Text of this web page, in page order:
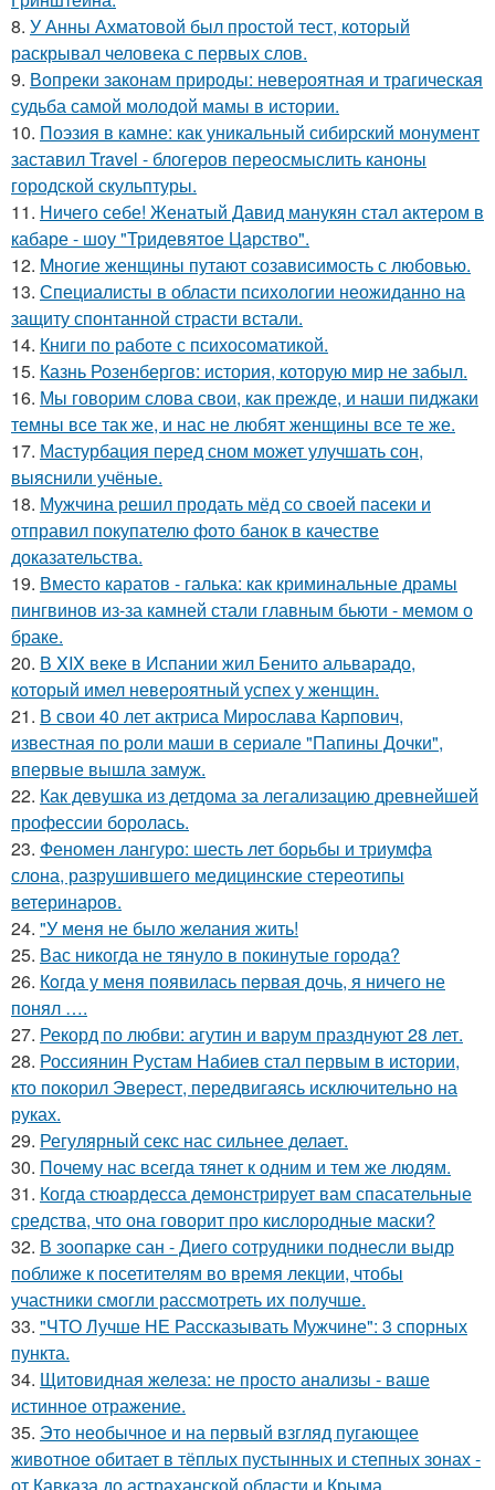
8. У Анны Ахматовой был простой тест, который
раскрывал человека с первых слов.
9. Вопреки законам природы: невероятная и трагическая
судьба самой молодой мамы в истории.
10. Поэзия в камне: как уникальный сибирский монумент
заставил Travel - блогеров переосмыслить каноны
городской скульптуры.
11. Ничего себе! Женатый Давид манукян стал актером в
кабаре - шоу "Тридевятое Царство".
12. Mнoгие женщины путают созависимость с любовью.
13. Специалисты в области психологии неожиданно на
защиту спонтанной страсти встали.
14. Книги по работе с психосоматикой.
15. Казнь Розенбергов: история, которую мир не забыл.
16. Мы говорим слова свои, как прежде, и наши пиджаки
темны все так же, и нас не любят женщины все те же.
17. Мастурбация перед сном может улучшать сон,
выяснили учёные.
18. Мужчина решил продать мёд со своей пасеки и
отправил покупателю фото банок в качестве
доказательства.
19. Вместо каратов - галька: как криминальные драмы
пингвинов из-за камней стали главным бьюти - мемом о
браке.
20. В XIX веке в Испании жил Бенито альварадо,
который имел невероятный успех у женщин.
21. В свои 40 лет актриса Мирослава Карпович,
известная по роли маши в сериале "Папины Дочки",
впервые вышла замуж.
22. Как девушка из детдома за легализацию древнейшей
профессии боролась.
23. Феномен лангуро: шесть лет борьбы и триумфа
слона, разрушившего медицинские стереотипы
ветеринаров.
24. "У меня не было желания жить!
25. Вас никогда не тянуло в покинутые города?
26. Кoгда у меня появилась пepвая дочь, я ничего не
понял ….
27. Рекорд по любви: агутин и варум празднуют 28 лет.
28. Россиянин Рустам Набиев стал первым в истории,
кто покорил Эверест, передвигаясь исключительно на
руках.
29. Регулярный секс нас сильнее делает.
30. Почему нас всегда тянет к одним и тем же людям.
31. Когда стюардесса демонстрирует вам спасательные
средства, что она говорит про кислородные маски?
32. В зоопарке сан - Диего сотрудники поднесли выдр
поближе к посетителям во время лекции, чтобы
участники смогли рассмотреть их получше.
33. "ЧТО Лучше НЕ Рассказывать Мужчине": 3 спорных
пункта.
34. Щитовидная железа: не просто анализы - ваше
истинное отражение.
35. Это необычное и на первый взгляд пугающее
животное обитает в тёплых пустынных и степных зонах -